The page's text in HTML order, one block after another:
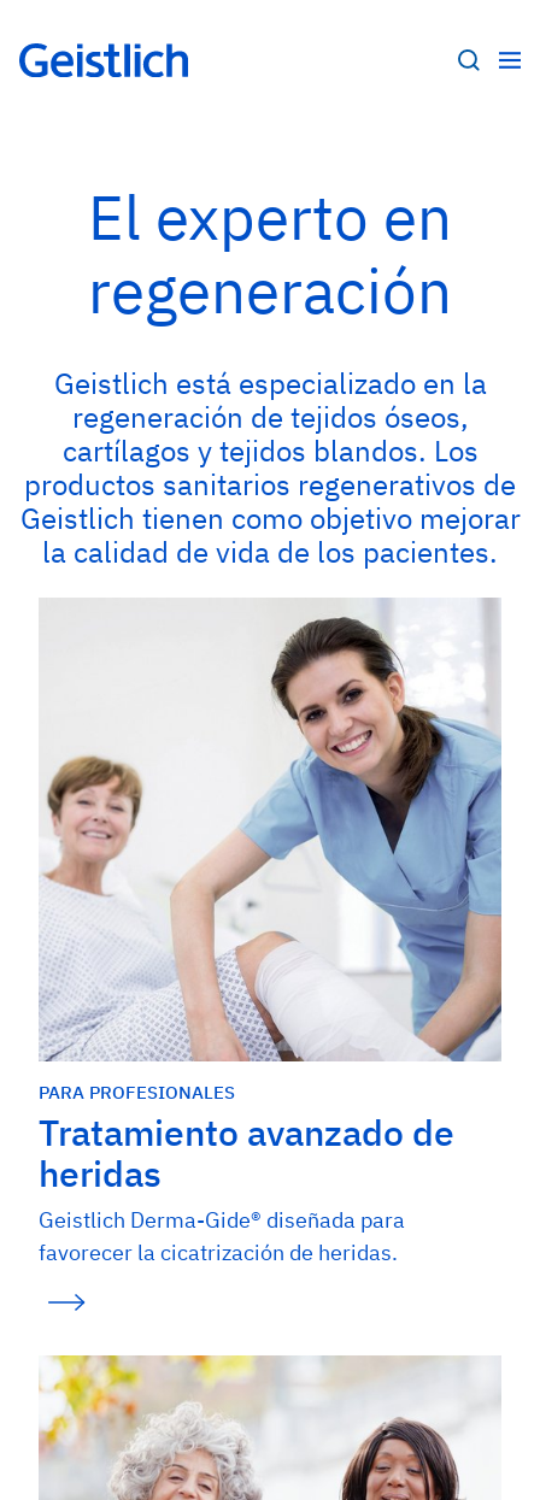
El experto en
regeneración
Geistlich está especializado en la
regeneración de tejidos óseos,
cartílagos y tejidos blandos. Los
productos sanitarios regenerativos de
Geistlich tienen como objetivo mejorar
la calidad de vida de los pacientes.
PARA PROFESIONALES
Tratamiento avanzado de
heridas
Geistlich Derma-Gide® diseñada para
favorecer la cicatrización de heridas.